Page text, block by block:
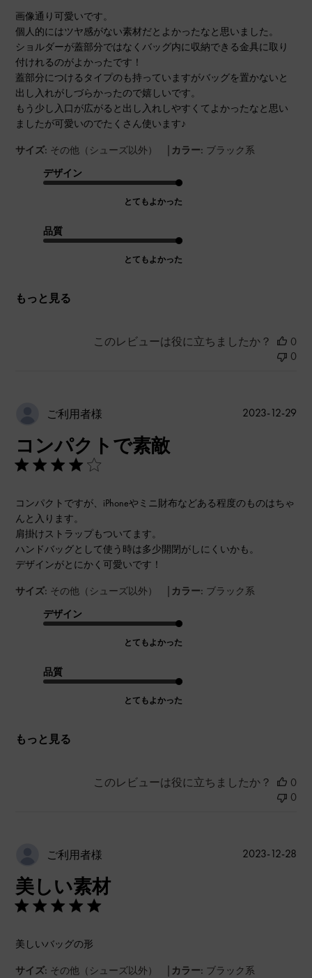
画像通り可愛いです。
個人的にはツヤ感がない素材だとよかったなと思いました。
ショルダーが蓋部分ではなくバッグ内に収納できる金具に取り
付けれるのがよかったです！
蓋部分につけるタイプのも持っていますがバッグを置かないと
出し入れがしづらかったので嬉しいです。
もう少し入口が広がると出し入れしやすくてよかったなと思い
ましたが可愛いのでたくさん使います♪
サイズ: その他（シューズ以外） | カラー: ブラック系
デザイン
とてもよかった
品質
とてもよかった
もっと見る
このレビューは役に立ちましたか？
0
0
ご利用者様
コンパクトで素敵
コンパクトですが、iPhoneやミニ財布などある程度のものはちゃ
んと入ります。
肩掛けストラップもついてます。
ハンドバッグとして使う時は多少開閉がしにくいかも。
デザインがとにかく可愛いです！
サイズ: その他（シューズ以外） | カラー: ブラック系
デザイン
とてもよかった
品質
とてもよかった
もっと見る
公
2023-12-29
このレビューは役に立ちましたか？
0
0
ご利用者様
美しい素材
美しいバッグの形
サイズ: その他（シューズ以外） | カラー: ブラック系
公
2023-12-28